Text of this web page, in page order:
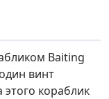
Baiting
винт
этого кораблик